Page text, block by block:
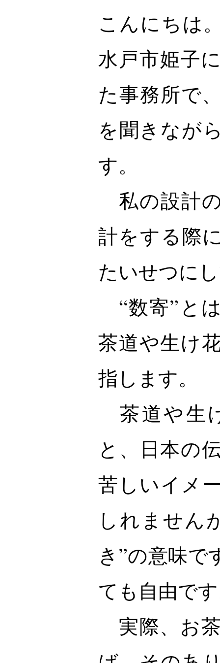
こんにちは
水戸市姫子
た事務所で
を聞きなが
す。
私の設計
計をする際
たいせつに
“数寄”と
茶道や生け
指します。
茶道や生
と、日本の
苦しいイメ
しれません
き”の意味で
ても自由で
実際、お